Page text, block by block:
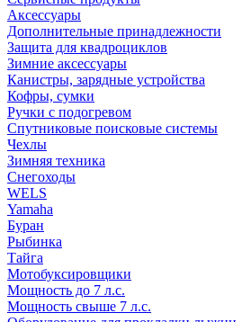
Аксессуары
Дополнительные принадлежности
Защита для квадроциклов
Зимние аксессуары
Канистры, зарядные устройства
Кофры, сумки
Ручки с подогревом
Спутниковые поисковые системы
Чехлы
Зимняя техника
Снегоходы
WELS
Yamaha
Буран
Рыбинка
Тайга
Мотобуксировщики
Мощность до 7 л.с.
Мощность свыше 7 л.с.